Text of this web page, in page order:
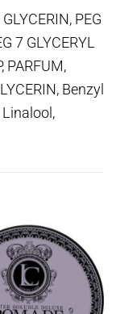
PEG
7 GLYCERYL
PARFUM,
Benzyl